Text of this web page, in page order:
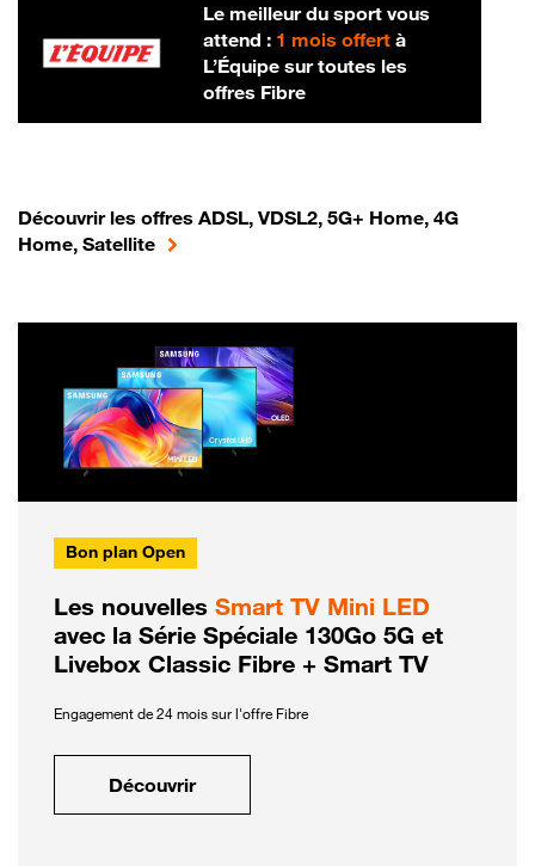
Le meilleur du sport vous
attend : 1 mois offertà
L’Équipe sur toutes les
offres Fibre
Découvrir les offres ADSL, VDSL2, 5G+ Home, 4G
Home, Satellite
Bon plan Open
Les nouvelles Smart TV Mini LED
avec la Série Spéciale 130Go 5G et
Livebox Classic Fibre + Smart TV
Engagement de 24 mois sur l'offre Fibre
Découvrir